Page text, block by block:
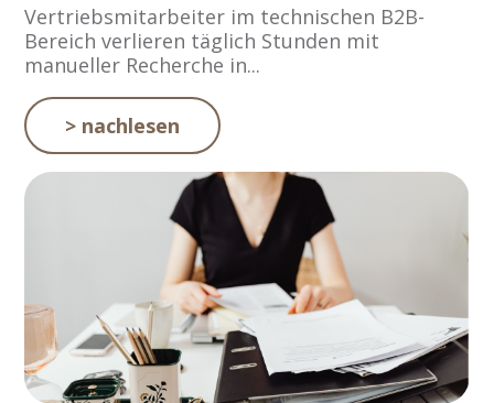
Vertriebsmitarbeiter im technischen B2B-
Bereich verlieren täglich Stunden mit
manueller Recherche in...
> nachlesen